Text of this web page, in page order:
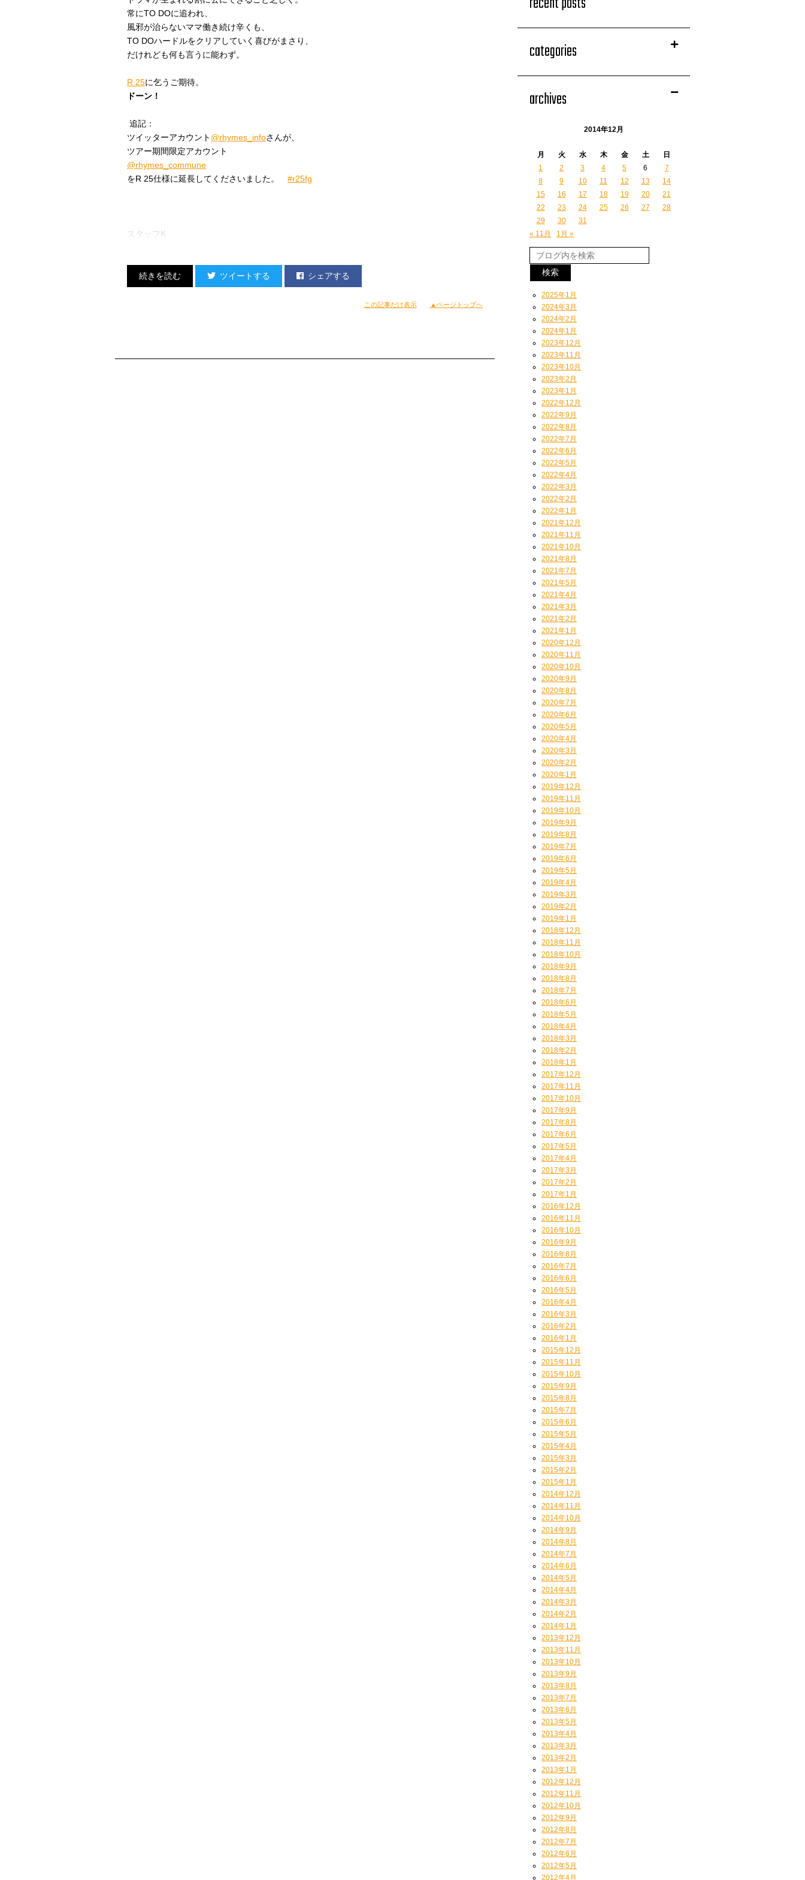
常にTO DOに追われ、
風邪が治らないママ働き続け辛くも、
TO DOハードルをクリアしていく喜びがまさり、
だけれども何も言うに能わず。
R 25に乞うご期待。
ドーン！
追記：
ツイッターアカウント @rhymes_infoさんが、
ツアー期間限定アカウント
@rhymes_commune
をR 25仕様に延長してくださいました。 #r25fg
スタッフK
ツイートする シェアする
この記事だけ表示 ▲ページトップへ
categories
archives
2014年12月
月 火 水 木 金 土
日
1
2 3 4 5 6
7
8
9 10 11 12 13
14
15
16 17 18 19 20
21
22
23 24 25 26 27
28
29
30
31
« 11月
1月 »
2025年1月
2024年3月
2024年2月
2024年1月
2023年12月
2023年11月
2023年10月
2023年2月
2023年1月
2022年12月
2022年9月
2022年8月
2022年7月
2022年6月
2022年5月
2022年4月
2022年3月
2022年2月
2022年1月
2021年12月
2021年11月
2021年10月
2021年8月
2021年7月
2021年5月
2021年4月
2021年3月
2021年2月
2021年1月
2020年12月
2020年11月
2020年10月
2020年9月
2020年8月
2020年7月
2020年6月
2020年5月
2020年4月
2020年3月
2020年2月
2020年1月
2019年12月
2019年11月
2019年10月
2019年9月
2019年8月
2019年7月
2019年6月
2019年5月
2019年4月
2019年3月
2019年2月
2019年1月
2018年12月
2018年11月
2018年10月
2018年9月
2018年8月
2018年7月
2018年6月
2018年5月
2018年4月
2018年3月
2018年2月
2018年1月
2017年12月
2017年11月
2017年10月
2017年9月
2017年8月
2017年6月
2017年5月
2017年4月
2017年3月
2017年2月
2017年1月
2016年12月
2016年11月
2016年10月
2016年9月
2016年8月
2016年7月
2016年6月
2016年5月
2016年4月
2016年3月
2016年2月
2016年1月
2015年12月
2015年11月
2015年10月
2015年9月
2015年8月
2015年7月
2015年6月
2015年5月
2015年4月
2015年3月
2015年2月
2015年1月
2014年12月
2014年11月
2014年10月
2014年9月
2014年8月
2014年7月
2014年6月
2014年5月
2014年4月
2014年3月
2014年2月
2014年1月
2013年12月
2013年11月
2013年10月
2013年9月
2013年8月
2013年7月
2013年6月
2013年5月
2013年4月
2013年3月
2013年2月
2013年1月
2012年12月
2012年11月
2012年10月
2012年9月
2012年8月
2012年7月
2012年6月
2012年5月
2012年4月